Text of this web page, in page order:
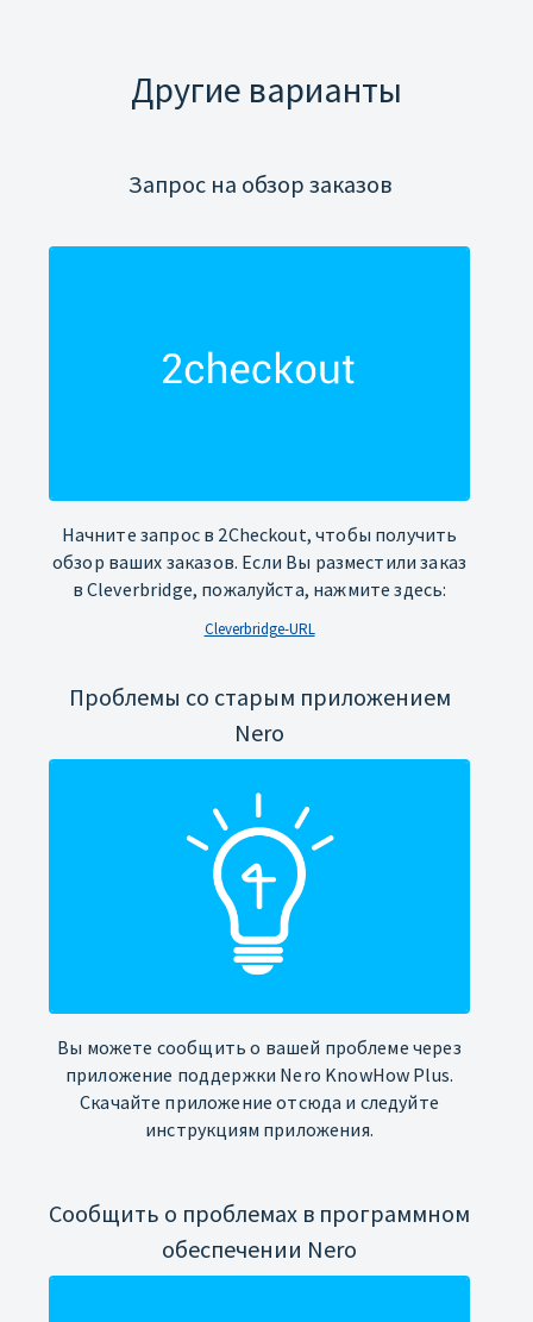
Другие варианты
Запрос на обзор заказов
Начните запрос в 2Checkout, чтобы получить
обзор ваших заказов. Если Вы разместили заказ
в Cleverbridge, пожалуйста, нажмите здесь:
Cleverbridge-URL
Проблемы со старым приложением
Nero
Вы можете сообщить о вашей проблеме через
приложение поддержки Nero KnowHow Plus.
Скачайте приложение отсюда и следуйте
инструкциям приложения.
Сообщить о проблемах в программном
обеспечении Nero